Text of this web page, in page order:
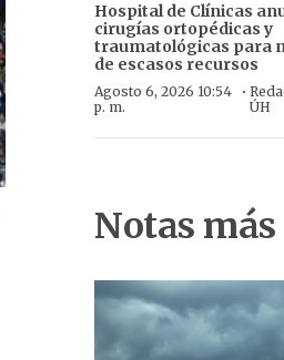
Hospital de Clínicas
cirugías ortopédicas y
traumatológicas para
de escasos recursos
Agosto 6, 2026 10:54
p. m.
·
ÚH
Notas